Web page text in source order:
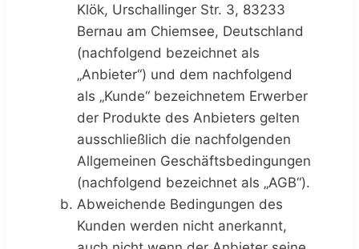
Klök, Urschallinger Str. 3, 83233
Bernau am Chiemsee, Deutschland
(nachfolgend bezeichnet als
„Anbieter“) und dem nachfolgend
als „Kunde“ bezeichnetem Erwerber
der Produkte des Anbieters gelten
ausschließlich die nachfolgenden
Allgemeinen Geschäftsbedingungen
(nachfolgend bezeichnet als „AGB“).
Abweichende Bedingungen des
Kunden werden nicht anerkannt,